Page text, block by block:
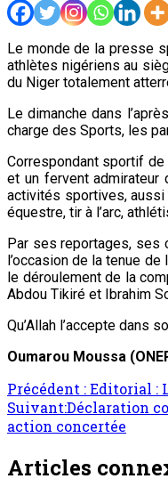
Le monde de la presse
athlètes nigériens au
du Niger totalement
Le dimanche dans
charge des Sports, les
Correspondant sportif de
et un fervent
activités sportives, aussi
équestre, tir à l’arc,
Par ses reportages, ses
l’occasion de la tenue
le déroulement de la
Abdou Tikiré et Ibrahim
Qu’Allah l’accepte dans
Oumarou Moussa
Navigation
d’article
Précédent :Editorial :
Suivant:Déclaration
action concertée
Articles